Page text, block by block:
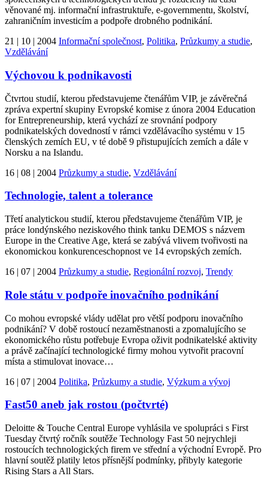
věnované mj. informační infrastruktuře, e-governmentu, školství,
zahraničním investicím a podpoře drobného podnikání.
21 | 10 | 2004 Informační společnost, Politika, Průzkumy a studie,
Vzdělávání
Výchovou k podnikavosti
Čtvrtou studií, kterou představujeme čtenářům VIP, je závěrečná
zpráva expertní skupiny Evropské komise z února 2004 Education
for Entrepreneurship, která vychází ze srovnání podpory
podnikatelských dovedností v rámci vzdělávacího systému v 15
členských zemích EU, v té době 9 přistupujících zemích a dále v
Norsku a na Islandu.
16 | 08 | 2004 Průzkumy a studie, Vzdělávání
Technologie, talent a tolerance
Třetí analytickou studií, kterou představujeme čtenářům VIP, je
práce londýnského neziskového think tanku DEMOS s názvem
Europe in the Creative Age, která se zabývá vlivem tvořivosti na
ekonomickou konkurenceschopnost ve 14 evropských zemích.
16 | 07 | 2004 Průzkumy a studie, Regionální rozvoj, Trendy
Role státu v podpoře inovačního podnikání
Co mohou evropské vlády udělat pro větší podporu inovačního
podnikání? V době rostoucí nezaměstnanosti a zpomalujícího se
ekonomického růstu potřebuje Evropa oživit podnikatelské aktivity
a právě začínající technologické firmy mohou vytvořit pracovní
místa a stimulovat inovace…
16 | 07 | 2004 Politika, Průzkumy a studie, Výzkum a vývoj
Fast50 aneb jak rostou (počtvrté)
Deloitte & Touche Central Europe vyhlásila ve spolupráci s First
Tuesday čtvrtý ročník soutěže Technology Fast 50 nejrychleji
rostoucích technologických firem ve střední a východní Evropě. Pro
hlavní soutěž platily letos přísnější podmínky, přibyly kategorie
Rising Stars a All Stars.